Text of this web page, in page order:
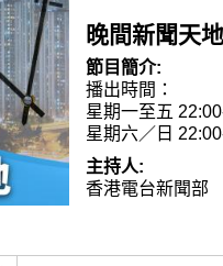
晚間新聞天地
節目簡介:
播出時間：
星期一至五
星期六／日
主持人:
香港電台新聞部